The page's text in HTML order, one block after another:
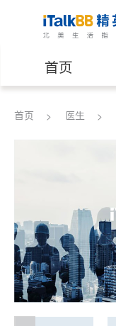
首页
医生
建筑装修
首页 医生